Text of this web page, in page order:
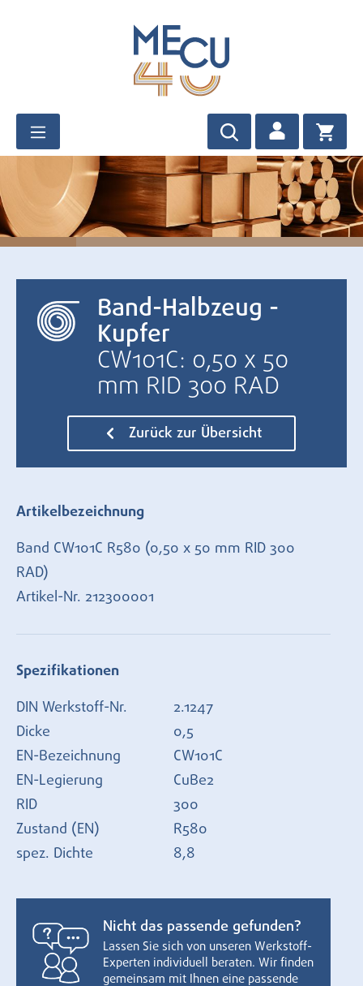
Band-Halbzeug -
Kupfer
CW101C: 0,50 x 50
mm RID 300 RAD
Zurück zur Übersicht
Artikelbezeichnung
Band CW101C R580 (0,50 x 50 mm RID 300
RAD)
Artikel-Nr. 212300001
Spezifikationen
DIN Werkstoff-Nr.
2.1247
Dicke
0,5
EN-Bezeichnung
CW101C
EN-Legierung
CuBe2
RID
300
Zustand (EN)
R580
spez. Dichte
8,8
Nicht das passende gefunden?
Lassen Sie sich von unseren Werkstoff-
Experten individuell beraten. Wir finden
gemeinsam mit Ihnen eine passende